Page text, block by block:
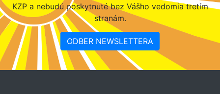
KZP a nebudú poskytnuté bez Vášho vedomia tretím
stranám.
ODBER NEWSLETTERA